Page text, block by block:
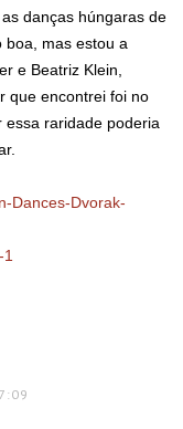
danças húngaras de
boa, mas estou a
e Beatriz Klein,
que encontrei foi no
essa raridade poderia
Dances-Dvorak-